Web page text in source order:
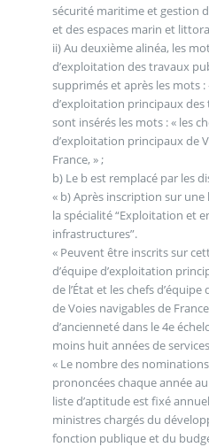
sécurité maritime et gestion
et des espaces marin et
ii) Au deuxième alinéa, les
d’exploitation des travaux
supprimés et après les mots :
d’exploitation principaux des
sont insérés les mots : « les
d’exploitation principaux de
France, » ;
b) Le b est remplacé par les
« b) Après inscription sur une
la spécialité “Exploitation et
infrastructures”.
« Peuvent être inscrits sur
d’équipe d’exploitation
de l’État et les chefs
de Voies navigables de
d’ancienneté dans le 4e
moins huit années de
« Le nombre des
prononcées chaque année
liste d’aptitude est fixé
ministres chargés du
fonction publique et du